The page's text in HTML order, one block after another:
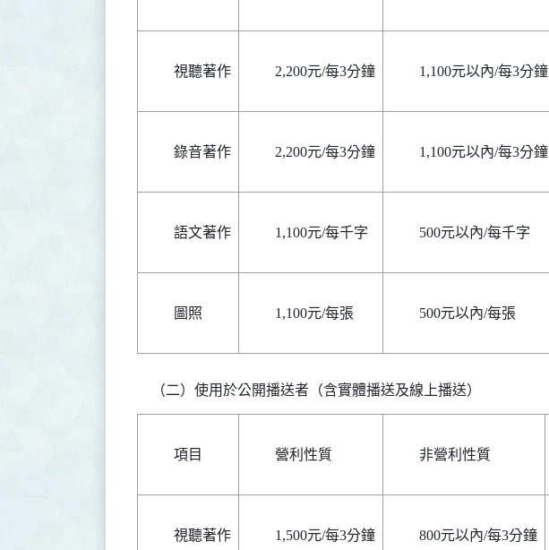
視聽著作 2,200元/每3分鐘 1,100元以內/每3分鐘
錄音著作 2,200元/每3分鐘 1,100元以內/每3分鐘
語文著作 1,100元/每千字 500元以內/每千字
圖照 1,100元/每張 500元以內/每張
項目 營利性質 非營利性質
視聽著作 1,500元/每3分鐘 800元以內/每3分鐘